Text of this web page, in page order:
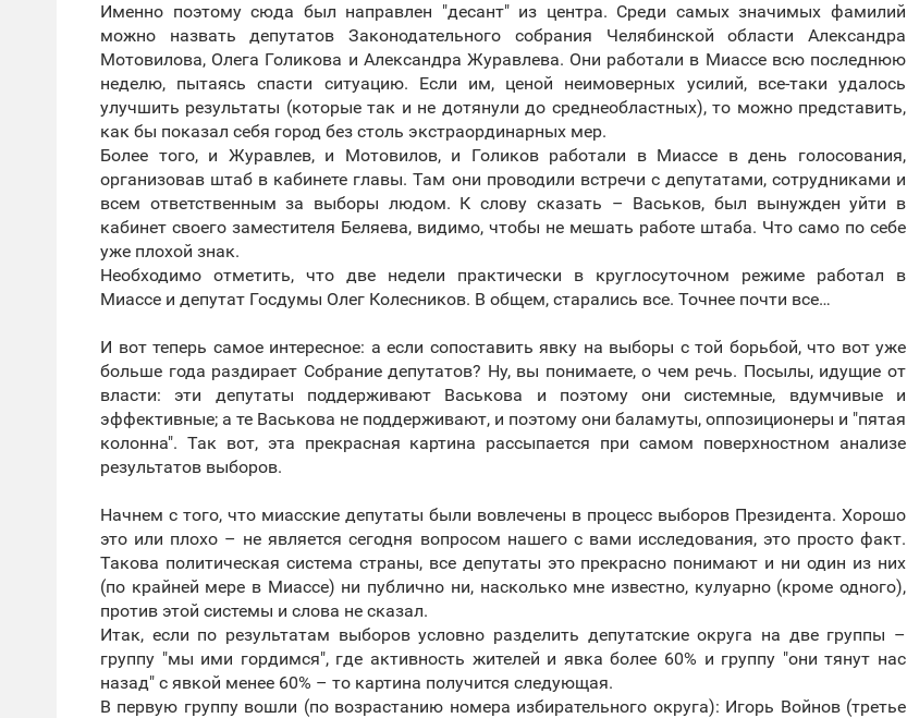
Именно поэтому сюда был направлен "десант" из центра. Среди самых значимых фамилий
можно назвать депутатов Законодательного собрания Челябинской области Александра
Мотовилова, Олега Голикова и Александра Журавлева. Они работали в Миассе всю последнюю
неделю, пытаясь спасти ситуацию. Если им, ценой неимоверных усилий, все-таки удалось
улучшить результаты (которые так и не дотянули до среднеобластных), то можно представить,
как бы показал себя город без столь экстраординарных мер.
Более того, и Журавлев, и Мотовилов, и Голиков работали в Миассе в день голосования,
организовав штаб в кабинете главы. Там они проводили встречи с депутатами, сотрудниками и
всем ответственным за выборы людом. К слову сказать – Васьков, был вынужден уйти в
кабинет своего заместителя Беляева, видимо, чтобы не мешать работе штаба. Что само по себе
уже плохой знак.
Необходимо отметить, что две недели практически в круглосуточном режиме работал в
Миассе и депутат Госдумы Олег Колесников. В общем, старались все. Точнее почти все…
И вот теперь самое интересное: а если сопоставить явку на выборы с той борьбой, что вот уже
больше года раздирает Собрание депутатов? Ну, вы понимаете, о чем речь. Посылы, идущие от
власти: эти депутаты поддерживают Васькова и поэтому они системные, вдумчивые и
эффективные; а те Васькова не поддерживают, и поэтому они баламуты, оппозиционеры и "пятая
колонна". Так вот, эта прекрасная картина рассыпается при самом поверхностном анализе
результатов выборов.
Начнем с того, что миасские депутаты были вовлечены в процесс выборов Президента. Хорошо
это или плохо – не является сегодня вопросом нашего с вами исследования, это просто факт.
Такова политическая система страны, все депутаты это прекрасно понимают и ни один из них
(по крайней мере в Миассе) ни публично ни, насколько мне известно, кулуарно (кроме одного),
против этой системы и слова не сказал.
Итак, если по результатам выборов условно разделить депутатские округа на две группы –
группу "мы ими гордимся", где активность жителей и явка более 60% и группу "они тянут нас
назад" с явкой менее 60% – то картина получится следующая.
В первую группу вошли (по возрастанию номера избирательного округа): Игорь Войнов (третье